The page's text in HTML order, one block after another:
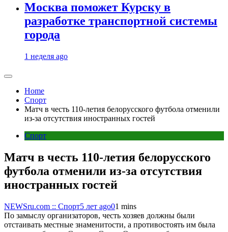
Москва поможет Курску в
разработке транспортной системы
города
1 неделя ago
Home
Спорт
Матч в честь 110-летия белорусского футбола отменили
из-за отсутствия иностранных гостей
Спорт
Матч в честь 110-летия белорусского
футбола отменили из-за отсутствия
иностранных гостей
NEWSru.com :: Спорт5 лет ago01 mins
По замыслу организаторов, честь хозяев должны были
отстаивать местные знаменитости, а противостоять им была